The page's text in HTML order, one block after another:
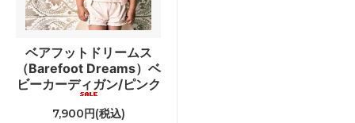
ベアフットドリームス
（Barefoot Dreams）ベ
ビーカーディガン/ピンク
7,900円(税込)